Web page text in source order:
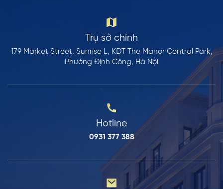
Trụ sở chính
179 Market Street, Sunrise L, KĐT The Manor Central Park,
Phường Định Công, Hà Nội
Hotline
0931 377 388